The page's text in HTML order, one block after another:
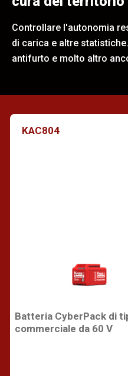
Controllare l'autonomia
di carica e altre
antifurto e molto altro
KAC804
Batteria CyberPack di
commerciale da 60 V